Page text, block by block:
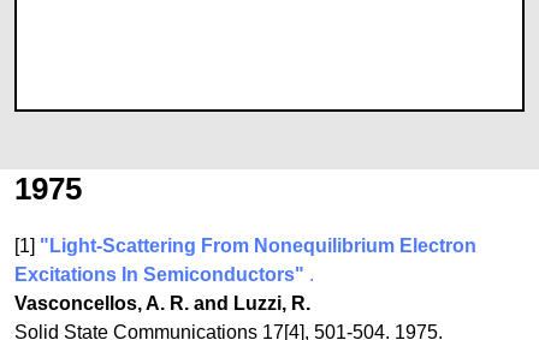
1975
[1] "Light-Scattering From Nonequilibrium Electron
Excitations In Semiconductors" .
Vasconcellos, A. R. and Luzzi, R.
Solid State Communications 17[4], 501-504. 1975.